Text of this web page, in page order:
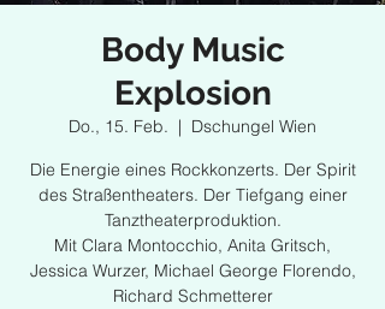
Body Music
Explosion
Do., 15. Feb.
  |
Dschungel Wien
Die Energie eines Rockkonzerts. Der Spirit
des Straßentheaters. Der Tiefgang einer
Tanztheaterproduktion.
Mit Clara Montocchio, Anita Gritsch,
Jessica Wurzer, Michael George Florendo,
Richard Schmetterer